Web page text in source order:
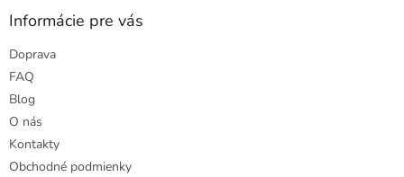
Informácie pre vás
Doprava
FAQ
Blog
O nás
Kontakty
Obchodné podmienky